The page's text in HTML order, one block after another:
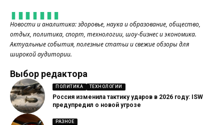
Новости и аналитика: здоровье, наука и образование, общество,
отдых, политика, спорт, технологии, шоу-бизнес и экономика.
Актуальные события, полезные статьи и свежие обзоры для
широкой аудитории.
Выбор редактора
ПОЛИТИКА ТЕХНОЛОГИИ
Россия изменила тактику ударов в 2026 году: ISW
предупредил о новой угрозе
РАЗНОЕ